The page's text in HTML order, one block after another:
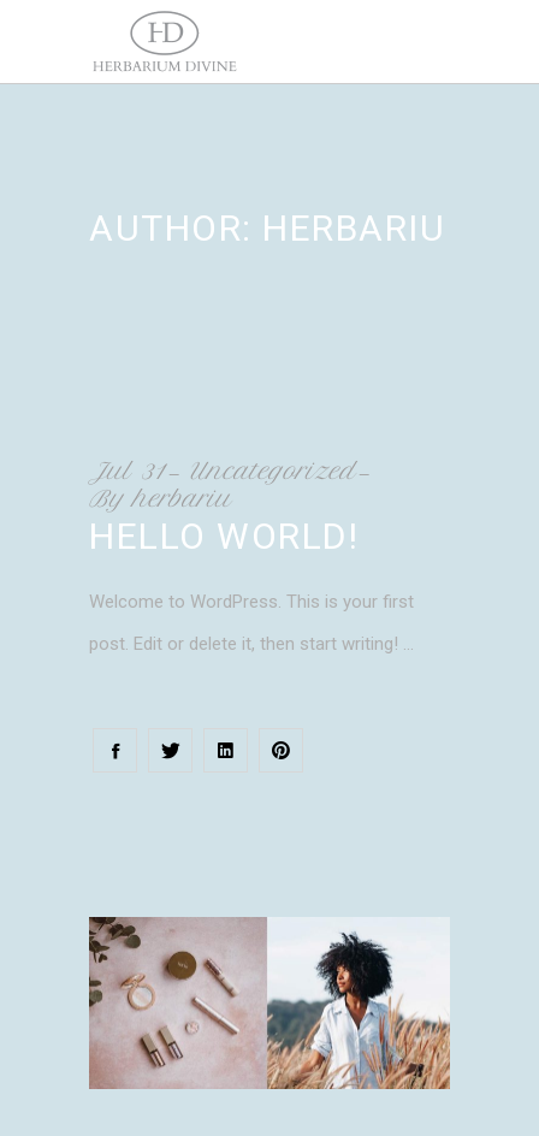
AUTHOR: HERBARIU
Jul 31
Uncategorized
Byherbariu
HELLO WORLD!
Welcome to WordPress. This is your first
post. Edit or delete it, then start writing!